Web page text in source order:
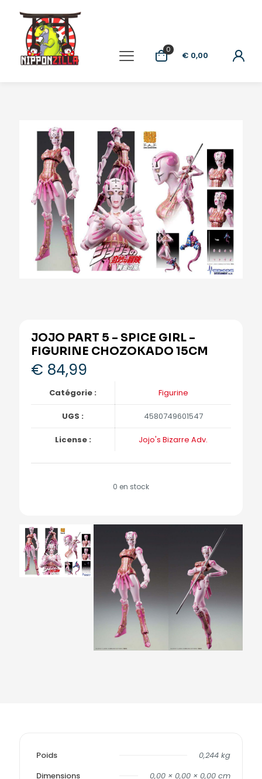
0
€ 0,00
JOJO PART 5 – SPICE GIRL –
FIGURINE CHOZOKADO 15CM
€ 84,99
Catégorie : Figurine
UGS : 4580749601547
License : Jojo's Bizarre Adv.
0 en stock
Poids
0,244 kg
Dimensions
0,00 × 0,00 × 0,00 cm